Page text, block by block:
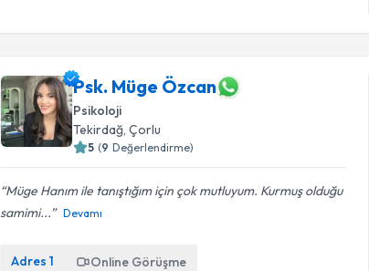
Psk. Müge Özcan
Psikoloji
Tekirdağ , Çorlu
5 (9 Değerlendirme)
Müge Hanım ile tanıştığım için çok mutluyum. Kurmuş olduğu
samimi...
Devamı
Adres1 Online Görüşme